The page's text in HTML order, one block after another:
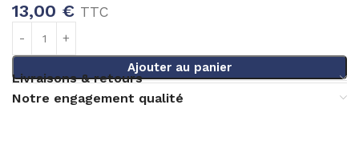
13,00 € TTC
Ajouter au panier
Livraisons & retours
Notre engagement qualité